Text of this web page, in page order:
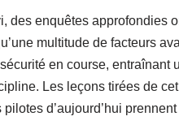
des enquêtes approfondies
multitude de facteurs
en course,
Les leçons tirées de
d’aujourd’hui